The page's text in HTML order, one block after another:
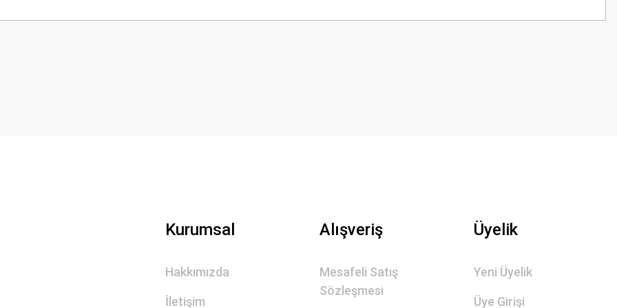
Kurumsal
Hakkımızda
İletişim
Alışveriş
Mesafeli Satış
Sözleşmesi
Üyelik
Yeni Üyelik
Üye Girişi